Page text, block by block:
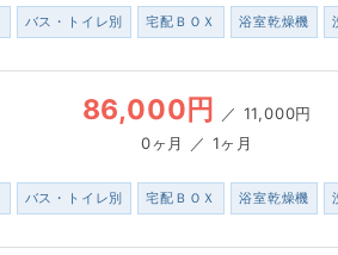
バス・トイレ別 宅配ＢＯＸ 浴室乾燥機
86,000円 ／ 11,000円
0ヶ月 ／ 1ヶ月
バス・トイレ別 宅配ＢＯＸ 浴室乾燥機